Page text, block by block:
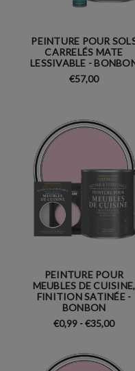
PEINTURE POUR
CARRELÉS MATE
LESSIVABLE -
€57,00
PEINTURE POUR
MEUBLES DE CUISINE,
FINITION SATINÉE -
BONBON
€0,99 - €35,00